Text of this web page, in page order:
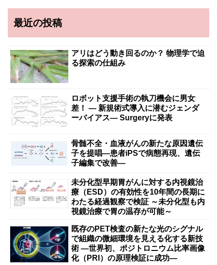
最近の投稿
アリはどう動き回るのか？ 物理学で迫
る探索の仕組み
ロボット支援手術の執刀機会に男女
差！ — 新規術式導入に潜むジェンダ
ーバイアス— Surgeryに発表
骨髄不全・血液がんの新たな原因遺伝
子を提唱―患者iPSで病態再現、遺伝
子編集で改善―
未分化型早期胃がんに対する内視鏡治
療（ESD）の有効性を10年間の長期に
わたる経過観察で検証 ～未分化型も内
視鏡治療で胃の温存が可能～
既存のPET検査の新たな光のシグナル
で組織の微細環境を見える化する新技
術 ―世界初、ポジトロニウム比率画像
化（PRI）の原理検証に成功―